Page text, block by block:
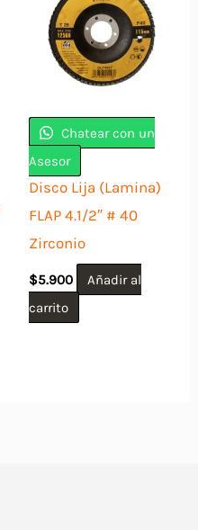
variantes.
Las
opciones
pueden
en
la
de
producto
Chatear con un
Asesor
Disco Lija (Lamina)
FLAP 4.1/2″ # 40
Zirconio
$5.900
Añadir al
carrito